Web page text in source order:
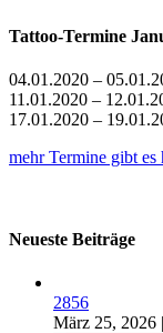
Tattoo-Termine
04.01.2020 –
11.01.2020 –
17.01.2020 –
mehr Termine gibt es
Neueste Beiträge
2856
März 25, 2026 |